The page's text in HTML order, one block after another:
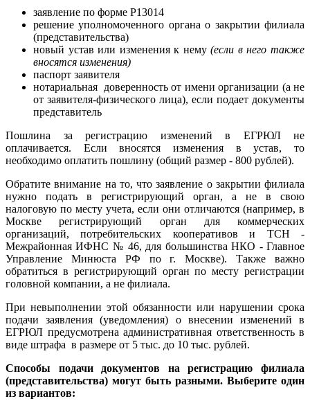
заявление по форме Р13014
решение уполномоченного органа о закрытии филиала
(представительства)
новый устав или изменения к нему(если в него также
вносятся изменения)
паспорт заявителя
нотариальная доверенность от имени организации (а не
от заявителя-физического лица), если подает документы
представитель
Пошлина за регистрацию изменений в ЕГРЮЛ не
оплачивается. Если вносятся изменения в устав, то
необходимо оплатить пошлину (общий размер - 800 рублей).
Обратите внимание на то, что заявление о закрытии филиала
нужно подать в регистрирующий орган, а не в свою
налоговую по месту учета, если они отличаются (например, в
Москве регистрирующий орган для коммерческих
организаций, потребительских кооперативов и ТСН -
Межрайонная ИФНС № 46, для большинства НКО - Главное
Управление Минюста РФ по г. Москве). Также важно
обратиться в регистрирующий орган по месту регистрации
головной компании, а не филиала.
При невыполнении этой обязанности или нарушении срока
подачи заявления (уведомления) о внесении изменений в
ЕГРЮЛ предусмотрена административная ответственность в
виде штрафа в размере от 5 тыс. до 10 тыс. рублей.
Способы подачи документов на регистрацию филиала
(представительства) могут быть разными. Выберите один
из вариантов: